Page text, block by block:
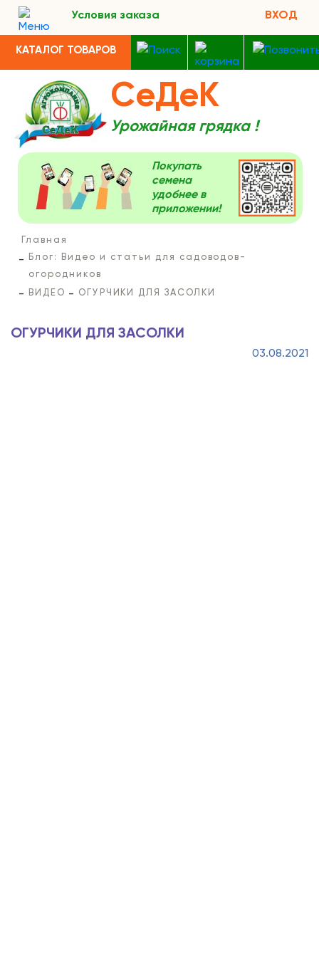
Условия заказа ВХОД
КАТАЛОГ ТОВАРОВ
СеДеК
Урожайная грядка !
Покупать
семена
удобнее в
приложении!
Главная
Блог: Видео и статьи для садоводов-
огородников
ВИДЕО
ОГУРЧИКИ ДЛЯ ЗАСОЛКИ
ОГУРЧИКИ ДЛЯ ЗАСОЛКИ
03.08.2021